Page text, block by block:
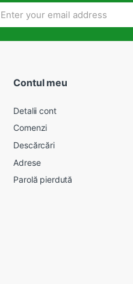
Contul meu
Detalii cont
Comenzi
Descărcări
Adrese
Parolă pierdută